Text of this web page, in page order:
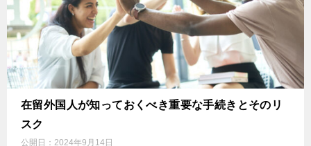
在留外国人が知っておくべき重要な手続きとそのリ
スク
公開日： 2024年9月14日